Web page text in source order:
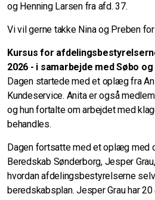
og Henning Larsen fra afd. 37.
Vi vil gerne takke Nina og Preben
Kursus for
2026 - i samarbejde med Søbo og
Dagen startede med et oplæg fra
Kundeservice. Anita er også
og hun fortalte om arbejdet med
behandles.
Dagen fortsatte med et oplæg med
Beredskab Sønderborg, Jesper
hvordan afdelingsbestyrelserne
beredskabsplan. Jesper Grau har